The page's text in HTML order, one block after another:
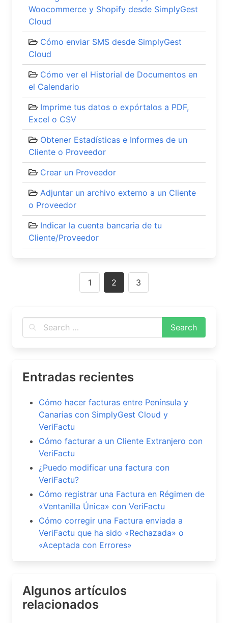
Woocommerce y Shopify desde SimplyGest
Cloud
Cómo enviar SMS desde SimplyGest
Cloud
Cómo ver el Historial de Documentos en
el Calendario
Imprime tus datos o expórtalos a PDF,
Excel o CSV
Obtener Estadísticas e Informes de un
Cliente o Proveedor
Crear un Proveedor
Adjuntar un archivo externo a un Cliente
o Proveedor
Indicar la cuenta bancaria de tu
Cliente/Proveedor
1 2 3
Entradas recientes
Cómo hacer facturas entre Península y
Canarias con SimplyGest Cloud y
VeriFactu
Cómo facturar a un Cliente Extranjero con
VeriFactu
¿Puedo modificar una factura con
VeriFactu?
Cómo registrar una Factura en Régimen de
«Ventanilla Única» con VeriFactu
Cómo corregir una Factura enviada a
VeriFactu que ha sido «Rechazada» o
«Aceptada con Errores»
Algunos artículos
relacionados